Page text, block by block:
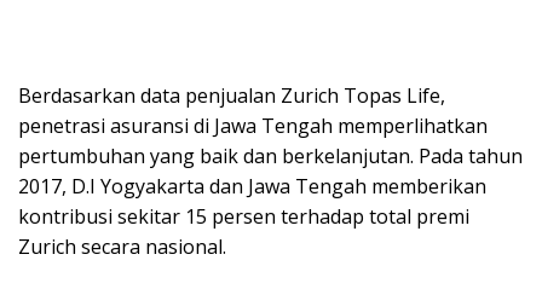
Berdasarkan data penjualan Zurich Topas Life,
penetrasi asuransi di Jawa Tengah memperlihatkan
pertumbuhan yang baik dan berkelanjutan. Pada tahun
2017, D.I Yogyakarta dan Jawa Tengah memberikan
kontribusi sekitar 15 persen terhadap total premi
Zurich secara nasional.